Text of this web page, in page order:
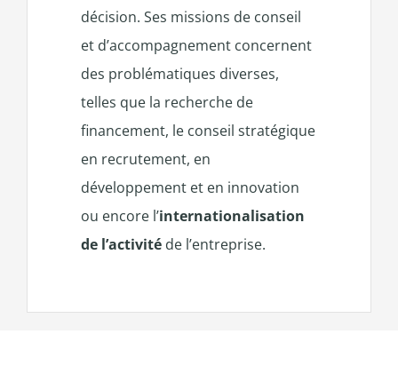
décision. Ses missions de conseil
et d’accompagnement concernent
des problématiques diverses,
telles que la recherche de
financement, le conseil stratégique
en recrutement, en
développement et en innovation
ou encore l’internationalisation
de l’activité de l’entreprise.